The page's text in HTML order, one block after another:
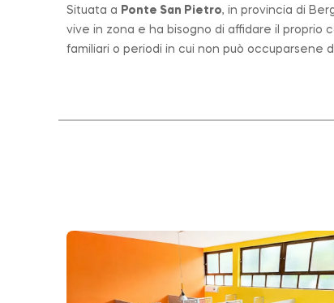
Situata a Ponte San Pietro, in provincia di
vive in zona e ha bisogno di affidare il proprio
familiari o periodi in cui non può occuparsene